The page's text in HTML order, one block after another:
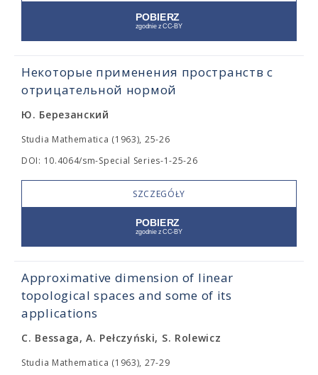
Некоторые применения пространств с
отрицательной нормой
Ю. Березанский
Studia Mathematica (1963), 25-26
DOI: 10.4064/sm-Special Series-1-25-26
SZCZEGÓŁY
Approximative dimension of linear
topological spaces and some of its
applications
C. Bessaga, A. Pełczyński, S. Rolewicz
Studia Mathematica (1963), 27-29